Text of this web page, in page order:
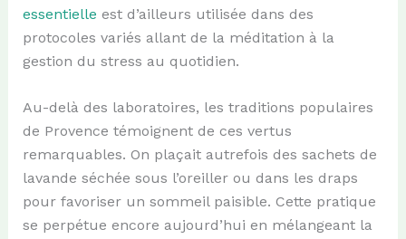
essentielle est d’ailleurs utilisée dans des
protocoles variés allant de la méditation à la
gestion du stress au quotidien.
Au-delà des laboratoires, les traditions populaires
de Provence témoignent de ces vertus
remarquables. On plaçait autrefois des sachets de
lavande séchée sous l’oreiller ou dans les draps
pour favoriser un sommeil paisible. Cette pratique
se perpétue encore aujourd’hui en mélangeant la